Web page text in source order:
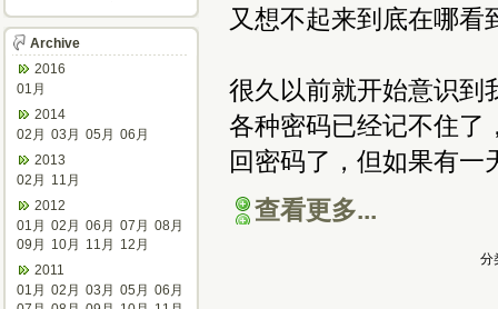
又想不起来到底在哪看
很久以前就开始意识到
各种密码已经记不住了
回密码了，但如果有一
查看更多...
分
气场。
Archive
2016
01月
2014
02月 03月 05月 06月
2013
02月
11月
2012
01月 02月 06月 07月 08月
09月
10月 11月
12月
2011
01月 02月 03月 05月 06月